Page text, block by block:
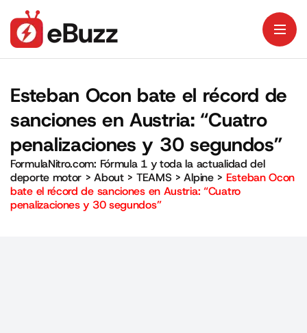
Esteban Ocon bate el récord de
sanciones en Austria: “Cuatro
penalizaciones y 30 segundos”
FormulaNitro.com: Fórmula 1 y toda la actualidad del
deporte motor >About> TEAMS >Alpine> Esteban Ocon
bate el récord de sanciones en Austria: “Cuatro
penalizaciones y 30 segundos”